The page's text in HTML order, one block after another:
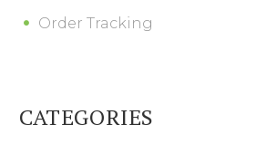
Order Tracking
CATEGORIES